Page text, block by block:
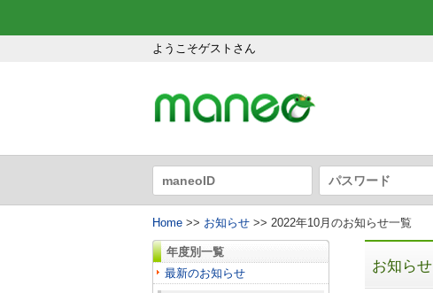
ようこそゲストさん
Home >> お知らせ >> 2022年10月のお知らせ一覧
年度別一覧
最新のお知らせ
お知らせ